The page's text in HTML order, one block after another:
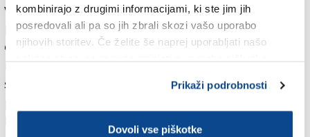
kombinirajo z drugimi informacijami, ki ste jim jih
posredovali ali pa so jih zbrali skozi vašo uporabo
njihovih storitev. Če želite še naprej uporabljati našo
Prikaži podrobnosti
Dovoli vse piškotke
vedno zmagata nad smrtjo - z ironijo, igrivostjo se
pesnik izogne pathosu in ultimativnim
eksistencialnim trditvam,« je ugotavljala in dodala, da
svetovne politike, vendar se ne pusti zavesti, da bi ga
lahkotnostjo oz. izvrstno jezikovno igro.